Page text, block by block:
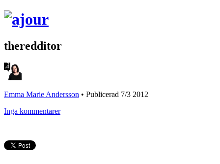
theredditor
Emma Marie Andersson • Publicerad 7/3 2012
Inga kommentarer